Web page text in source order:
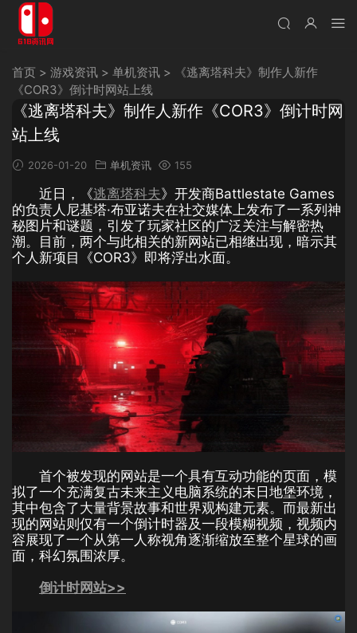
首页 > 游戏资讯 > 单机资讯 >
《逃离塔科夫》制作人新作
《COR3》倒计时网站上线
《逃离塔科夫》制作人新作《COR3》倒计时网
站上线
2026-01-20 单机资讯 155
近日，《逃离塔科夫》开发商Battlestate Games
的负责人尼基塔·布亚诺夫在社交媒体上发布了一系列神
秘图片和谜题，引发了玩家社区的广泛关注与解密热
潮。目前，两个与此相关的新网站已相继出现，暗示其
个人新项目《COR3》即将浮出水面。
首个被发现的网站是一个具有互动功能的页面，模
拟了一个充满复古未来主义电脑系统的末日地堡环境，
其中包含了大量背景故事和世界观构建元素。而最新出
现的网站则仅有一个倒计时器及一段模糊视频，视频内
容展现了一个从第一人称视角逐渐缩放至整个星球的画
面，科幻氛围浓厚。
倒计时网站>>